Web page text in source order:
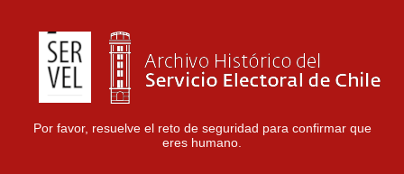
Por favor, resuelve el reto de seguridad para confirmar que
eres humano.